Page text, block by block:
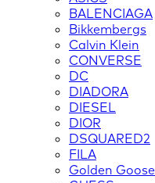
BALENCIAGA
Bikkembergs
Calvin Klein
CONVERSE
DC
DIADORA
DIESEL
DIOR
DSQUARED2
FILA
Golden Goose